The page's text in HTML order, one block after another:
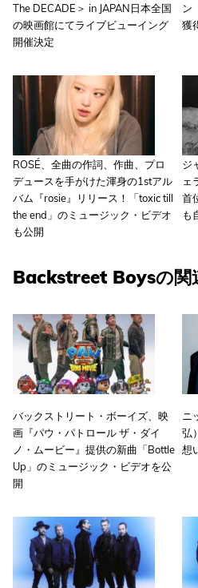
The DECADE＞ in JAPAN日本全国
の映画館にてライブビューイング
開催決定
ン
獲
ROSÉ、全曲の作詞、作曲、プロ
デュースを手がけた渾身の1stアル
バム『rosie』リリース！「toxic till
the end」のミュージック・ビデオ
も公開
ジ
ェ
首
も
Backstreet Boysの関
バックストリート・ボーイズ、映
画『パウ・パトロール ザ・ダイ
ノ・ムービー』提供の新曲「Bottle
Up」のミュージック・ビデオを公
開
ニ
弘
想